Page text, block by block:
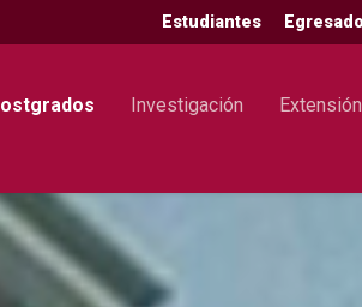
Estudiantes
Investigación Extensión